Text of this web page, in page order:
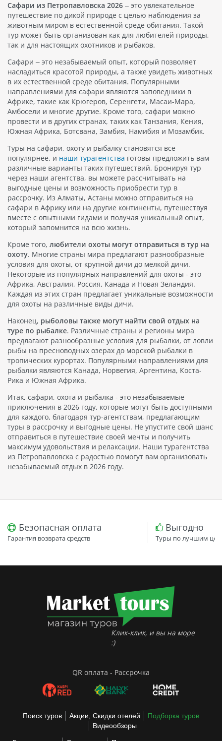
Сафари из Петропавловска 2026 – это увлекательное
путешествие по дикой природе с целью наблюдения за
животным миром в естественной среде обитания. Такой
тур может быть организован как для любителей природы,
так и для настоящих охотников и рыбаков.
Сафари – это незабываемый опыт, который позволяет
насладиться красотой природы, а также увидеть животных
в их естественной среде обитания. Популярными
направлениями для сафари являются заповедники в
Африке, такие как Крюгеров, Серенгети, Масаи-Мара,
Амбосели и многие другие. Кроме того, сафари можно
провести и в других странах, таких как Танзания, Кения,
Южная Африка, Ботсвана, Замбия, Намибия и Мозамбик.
Туры на сафари, охоту и рыбалку становятся все
популярнее, и наши турагентства готовы предложить вам
различные варианты таких путешествий. Бронируя тур
через наши агентства, вы можете рассчитывать на
выгодные цены и возможность приобрести тур в
рассрочку. Из Алматы, Астаны можно отправиться на
сафари в Африку или на другие континенты, путешествуя
вместе с опытными гидами и получая уникальный опыт,
который запомнится на всю жизнь.
Кроме того, любители охоты могут отправиться в тур на
охоту. Многие страны мира предлагают разнообразные
условия для охоты, от крупной дичи до мелкой дичи.
Некоторые из популярных направлений для охоты - это
Африка, Австралия, Россия, Канада и Новая Зеландия.
Каждая из этих стран предлагает уникальные возможности
для охоты на различные виды дичи.
Наконец, рыболовы также могут найти свой отдых на
туре по рыбалке. Различные страны и регионы мира
предлагают разнообразные условия для рыбалки, от ловли
рыбы на пресноводных озерах до морской рыбалки в
тропических курортах. Популярными направлениями для
рыбалки являются Канада, Норвегия, Аргентина, Коста-
Рика и Южная Африка.
Итак, сафари, охота и рыбалка - это незабываемые
приключения в 2026 году, которые могут быть доступными
для каждого, благодаря тур-агентствам, предлагающим
туры в рассрочку и выгодные цены. Не упустите свой шанс
отправиться в путешествие своей мечты и получить
максимум удовольствия и релаксации. Наши турагентства
из Петропавловска с радостью помогут вам организовать
незабываемый отдых в 2026 году.
Безопасная оплата
Гарантия возврата средств
Выгодно
Туры по лучшим
Клик-клик, и вы на море
:)
QR оплата - Рассрочка
Поиск туров Акции, Скидки отелей
Подборка туров
Видеообзоры